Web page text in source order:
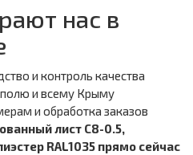
нас в
и контроль качества
и всему Крыму
и обработка заказов
лист С8-0.5,
RAL1035 прямо сейчас